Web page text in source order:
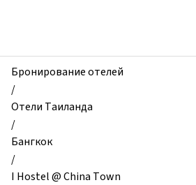
I
Hostel
@
China
Town,
Бангкок,
Таиланд
Бронирование отелей
/
Отели Таиланда
/
Бангкок
/
I Hostel @ China Town